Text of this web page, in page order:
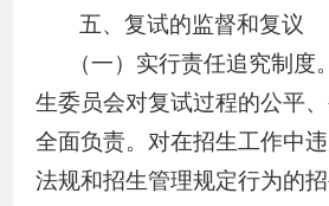
五、复试的监督和复议
（一）实行责任追究制度
生委员会对复试过程的公平
全面负责。对在招生工作中
法规和招生管理规定行为的